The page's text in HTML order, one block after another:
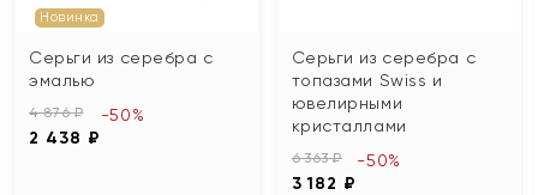
Новинка
Серьги из серебра с
эмалью
4 876 ₽
2 438 ₽
-50%
Серьги из серебра с
топазами Swiss и
ювелирными
кристаллами
6 363 ₽
3 182 ₽
-50%